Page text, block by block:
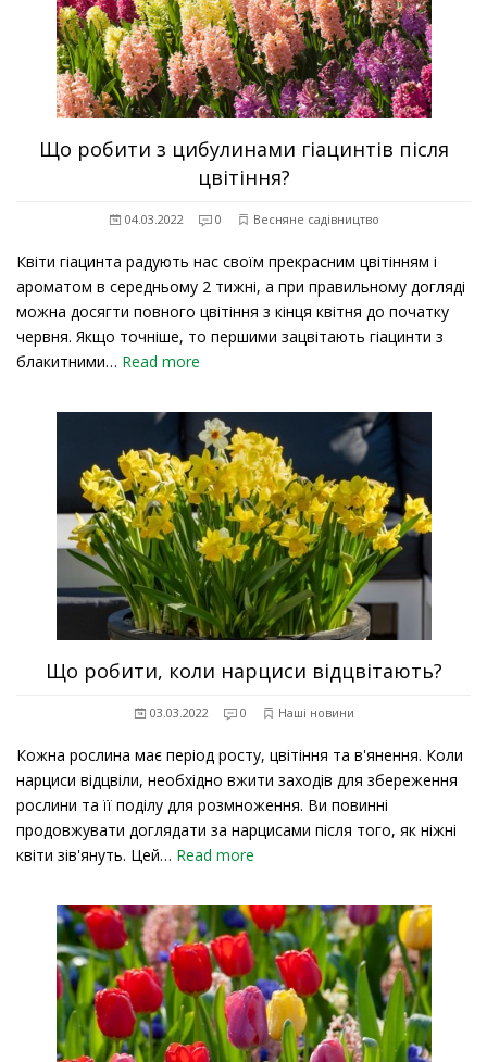
Що робити з цибулинами гіацинтів після
цвітіння?
04.03.2022 0 Весняне садівництво
Квіти гіацинта радують нас своїм прекрасним цвітінням і
ароматом в середньому 2 тижні, а при правильному догляді
можна досягти повного цвітіння з кінця квітня до початку
червня. Якщо точніше, то першими зацвітають гіацинти з
блакитними… Read more
Що робити, коли нарциси відцвітають?
03.03.2022 0 Наші новини
Кожна рослина має період росту, цвітіння та в'янення. Коли
нарциси відцвіли, необхідно вжити заходів для збереження
рослини та її поділу для розмноження. Ви повинні
продовжувати доглядати за нарцисами після того, як ніжні
квіти зів'януть. Цей… Read more